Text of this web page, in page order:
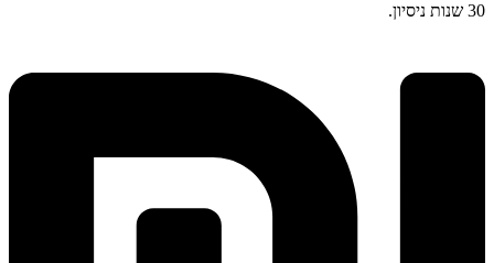
30 שנות ניסיון.